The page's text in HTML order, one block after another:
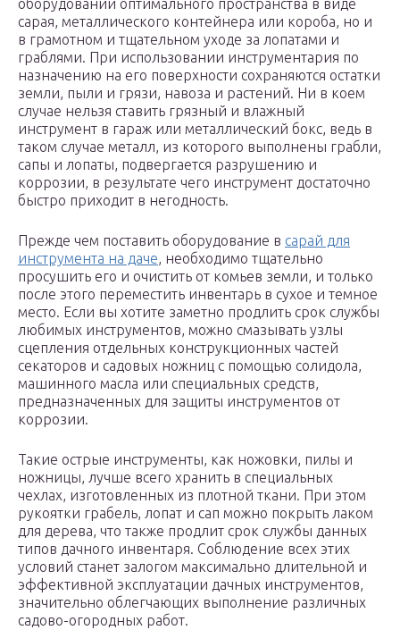
оборудовании оптимального пространства в виде
сарая, металлического контейнера или короба, но и
в грамотном и тщательном уходе за лопатами и
граблями. При использовании инструментария по
назначению на его поверхности сохраняются остатки
земли, пыли и грязи, навоза и растений. Ни в коем
случае нельзя ставить грязный и влажный
инструмент в гараж или металлический бокс, ведь в
таком случае металл, из которого выполнены грабли,
сапы и лопаты, подвергается разрушению и
коррозии, в результате чего инструмент достаточно
быстро приходит в негодность.
Прежде чем поставить оборудование в сарай для
инструмента на даче, необходимо тщательно
просушить его и очистить от комьев земли, и только
после этого переместить инвентарь в сухое и темное
место. Если вы хотите заметно продлить срок службы
любимых инструментов, можно смазывать узлы
сцепления отдельных конструкционных частей
секаторов и садовых ножниц с помощью солидола,
машинного масла или специальных средств,
предназначенных для защиты инструментов от
коррозии.
Такие острые инструменты, как ножовки, пилы и
ножницы, лучше всего хранить в специальных
чехлах, изготовленных из плотной ткани. При этом
рукоятки грабель, лопат и сап можно покрыть лаком
для дерева, что также продлит срок службы данных
типов дачного инвентаря. Соблюдение всех этих
условий станет залогом максимально длительной и
эффективной эксплуатации дачных инструментов,
значительно облегчающих выполнение различных
садово-огородных работ.